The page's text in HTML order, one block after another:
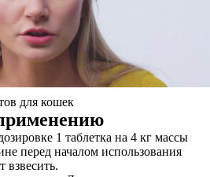
для кошек
1 таблетка на 4 кг массы
перед началом использования
взвесить.